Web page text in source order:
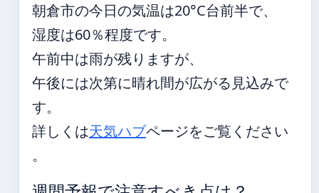
朝倉市の今日の気温は20°C台前半で、
湿度は60％程度です。
午前中は雨が残りますが、
午後には次第に晴れ間が広がる見込みで
す。
詳しくは天気ハブページをご覧ください
。